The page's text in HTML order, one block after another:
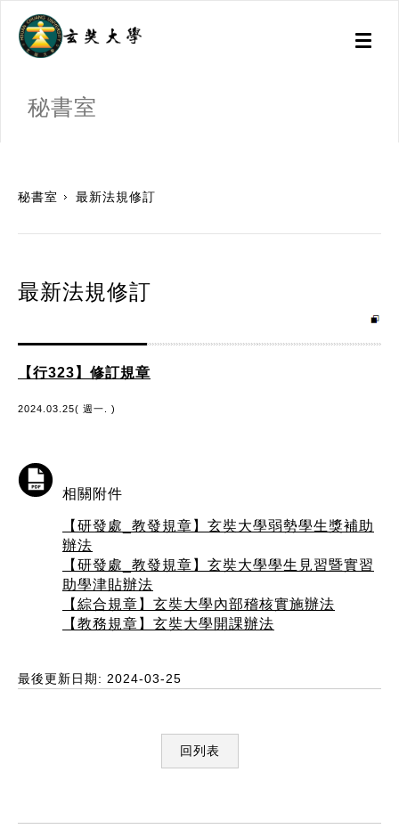
Toggle
秘書室
秘書室 最新法規修訂
最新法規修訂
【行323】修訂規章
2024.03.25( 週一. )
相關附件
【研發處_教發規章】玄奘大學弱勢學生獎補助
辦法
【研發處_教發規章】玄奘大學學生見習暨實習
助學津貼辦法
【綜合規章】玄奘大學內部稽核實施辦法
【教務規章】玄奘大學開課辦法
最後更新日期: 2024-03-25
回列表